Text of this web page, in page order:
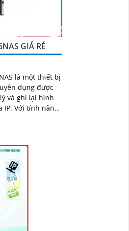
GIÁ RẺ
là một thiết bị
dụng được
và ghi lại hình
năng